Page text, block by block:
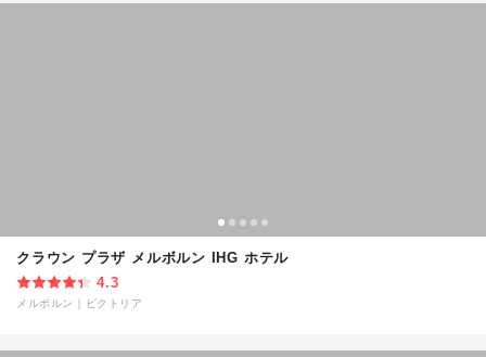
クラウン プラザ メルボルン IHG ホテル
4.3
メルボルン ビクトリア